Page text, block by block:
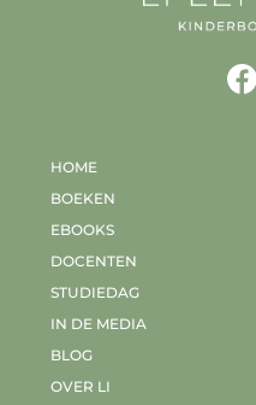
HOME
BOEKEN
EBOOKS
DOCENTEN
STUDIEDAG
IN DE MEDIA
BLOG
OVER LI